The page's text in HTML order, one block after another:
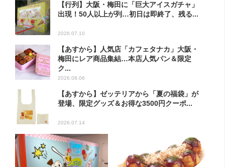
【行列】大阪・梅田に「巨大アイスガチャ」
出現！50人以上が列…初日は即終了、残る...
2026.07.10
【あすから】人気店「カフェタナカ」大阪・
梅田にレア商品集結…本店人気パン＆限定
ク...
2026.08.06
【あすから】ゼッテリアから「夏の福袋」が
登場、限定グッズ＆お得な3500円クーポ...
2026.07.14